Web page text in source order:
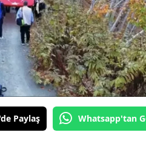
Paylaş Whatsapp'tan